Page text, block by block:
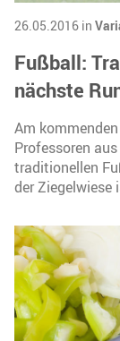
26.05.2016 in
Fußball:
nächste
Am
Professoren
traditionellen
der Ziegelwiese